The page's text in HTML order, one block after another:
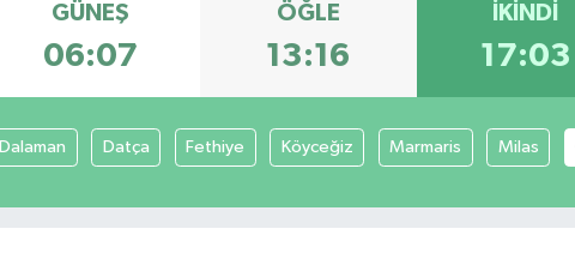
GÜNEŞ
06:07
ÖĞLE
13:16
İKINDI
17:03
Dalaman Datça Fethiye Köyceğiz Marmaris Milas